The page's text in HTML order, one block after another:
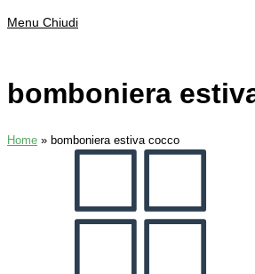
Menu Chiudi
bomboniera
Home » bomboniera estiva cocco